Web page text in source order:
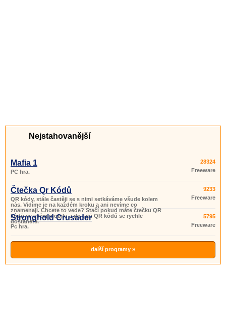
Nejstahovanější
Mafia 1
PC hra.
28324
Freeware
Čtečka Qr Kódů
QR kódy, stále častěji se s nimi setkáváme všude kolem
nás. Vidíme je na každém kroku a ani nevíme co
znamenají. Chcete to vede? Stačí pokud máte čtečku QR
kódů ve svém mobilu a do tajů QR kódů se rychle
dostanete.
9233
Freeware
Stronghold Crusader
Pc hra.
5795
Freeware
další programy »